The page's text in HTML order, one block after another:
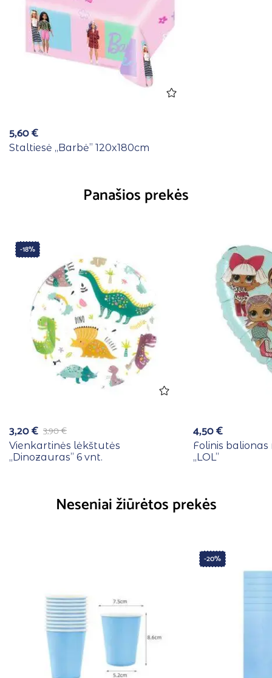
5,60€
Staltiesė ,,Barbė” 120x180cm
Panašios prekės
-18%
3,90€
3,20€
Vienkartinės lėkštutės
,,Dinozauras” 6 vnt.
4,50€
Folinis
,,LOL”
Neseniai žiūrėtos prekės
-20%